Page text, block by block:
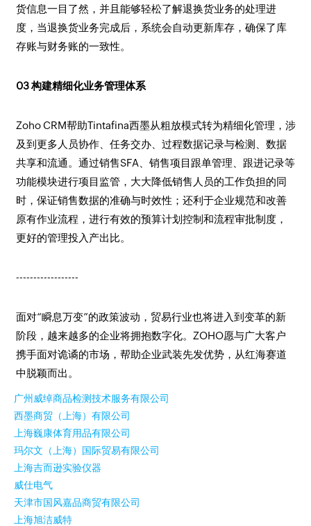
货信息一目了然，并且能够轻松了解退换货业务的处理进
度，当退换货业务完成后，系统会自动更新库存，确保了库
存账与财务账的一致性。
03 构建精细化业务管理体系
Zoho CRM帮助Tintafina西墨从粗放模式转为精细化管理，涉
及到更多人员协作、任务交办、过程数据记录与检测、数据
共享和流通。通过销售SFA、销售项目跟单管理、跟进记录等
功能模块进行项目监管，大大降低销售人员的工作负担的同
时，保证销售数据的准确与时效性；还利于企业规范和改善
原有作业流程，进行有效的预算计划控制和流程审批制度，
更好的管理投入产出比。
------------------
面对“瞬息万变”的政策波动，贸易行业也将进入到变革的新
阶段，越来越多的企业将拥抱数字化。ZOHO愿与广大客户
携手面对诡谲的市场，帮助企业武装先发优势，从红海赛道
中脱颖而出。
广州威绰商品检测技术服务有限公司
西墨商贸（上海）有限公司
上海巍康体育用品有限公司
玛尔文（上海）国际贸易有限公司
上海吉而逊实验仪器
威仕电气
天津市国风嘉品商贸有限公司
上海旭洁威特